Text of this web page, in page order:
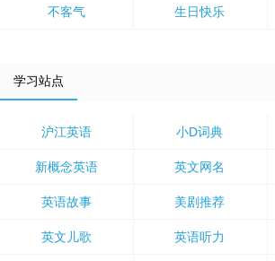
不客气 生日快乐
学习站点
沪江英语 小D词典
新概念英语 英文网名
英语故事 美剧推荐
英文儿歌 英语听力